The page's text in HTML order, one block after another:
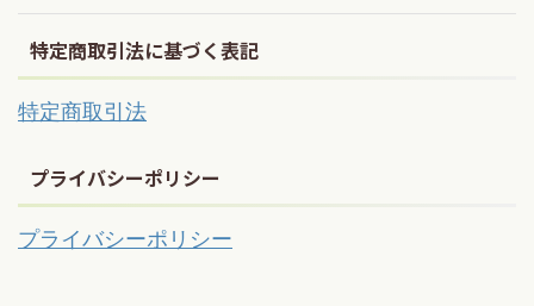
特定商取引法に基づく表記
特定商取引法
プライバシーポリシー
プライバシーポリシー